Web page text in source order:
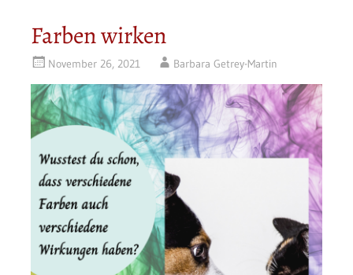
Farben wirken
November 26, 2021 Barbara Getrey-Martin